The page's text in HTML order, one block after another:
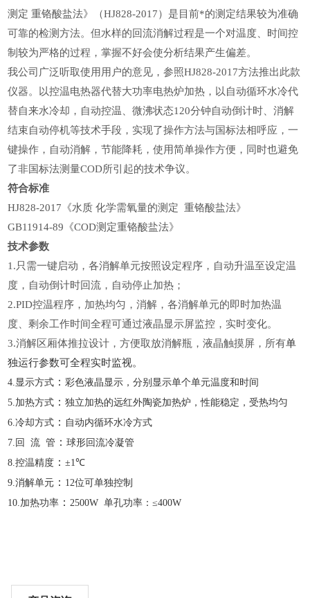
测定 重铬酸盐法》（HJ828-2017）是目前*的测定结果较为准确
可靠的检测方法。但水样的回流消解过程是一个对温度、时间控
制较为严格的过程，掌握不好会使分析结果产生偏差。
我公司广泛听取使用用户的意见，参照HJ828-2017方法推出此款
仪器。以控温电热器代替大功率电热炉加热，以自动循环水冷代
替自来水冷却，自动控温、微沸状态120分钟自动倒计时、消解
结束自动停机等技术手段，实现了操作方法与国标法相呼应，一
键操作，自动消解，节能降耗，使用简单操作方便，同时也避免
了非国标法测量COD所引起的技术争议。
符合标准
HJ828-2017《水质 化学需氧量的测定 重铬酸盐法》
GB11914-89《COD测定重铬酸盐法》
技术参数
1.只需一键启动，各消解单元按照设定程序，自动升温至设定温
度，自动倒计时回流，自动停止加热；
2.PID控温程序，加热均匀，消解 ，各消解单元的即时加热温
度、剩余工作时间全程可通过液晶显示屏监控，实时变化。
3.消解区厢体推拉设计，方便取放消解瓶，液晶触摸屏，所有单
独运行参数可全程实时监视。
4. 显示方式 ：彩色液晶显示，分别显示单个单元温度和时间
5. 加热方式 ：独立加热的远红外陶瓷加热炉，性能稳定，受热均匀
6.冷却方式 ： 自动内循环水冷方式
7. 回 流 管 ：球形回流冷凝管
8.控温精度 ：±1℃
9.消解单元 ： 12位可单独控制
10. 加热功率 ： 2500W 单孔功率：≤400W